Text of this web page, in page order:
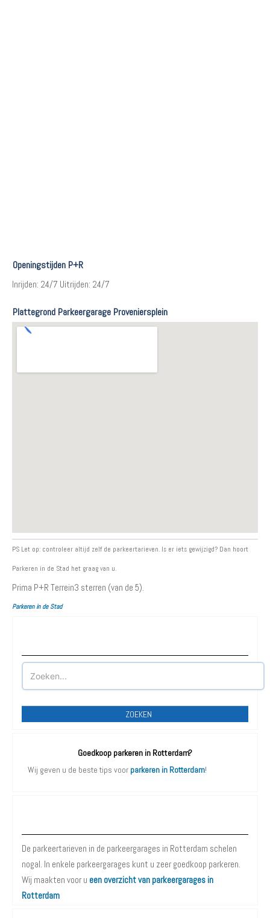
Openingstijden P+R
Inrijden: 24/7 Uitrijden: 24/7
Plattegrond Parkeergarage Proveniersplein
PS Let op: controleer altijd zelf de parkeertarieven. Is er iets gewijzigd? Dan hoort
Parkeren in de Stad het graag van u.
Prima P+R Terrein3 sterren (van de 5).
Parkeren in de Stad
ZOEKEN
Goedkoop parkeren in Rotterdam?
Wij geven u de beste tips voor parkeren in Rotterdam!
De parkeertarieven in de parkeergarages in Rotterdam schelen
nogal. In enkele parkeergarages kunt u zeer goedkoop parkeren.
Wij maakten voor u een overzicht van parkeergarages in
Rotterdam